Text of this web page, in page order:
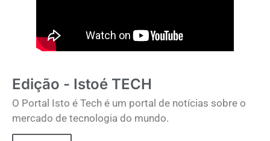
Edição - Istoé TECH
O Portal Isto é Tech é um portal de notícias sobre o
mercado de tecnologia do mundo.